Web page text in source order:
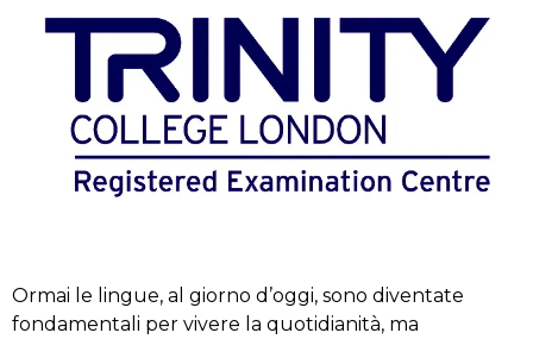
Ormai le lingue, al giorno d’oggi, sono diventate
fondamentali per vivere la quotidianità, ma